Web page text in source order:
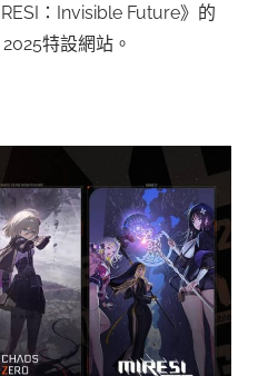
：Invisible Future》的
特設網站。